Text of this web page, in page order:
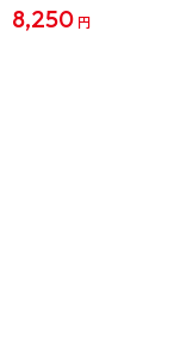
【1BOX】
8,250 円